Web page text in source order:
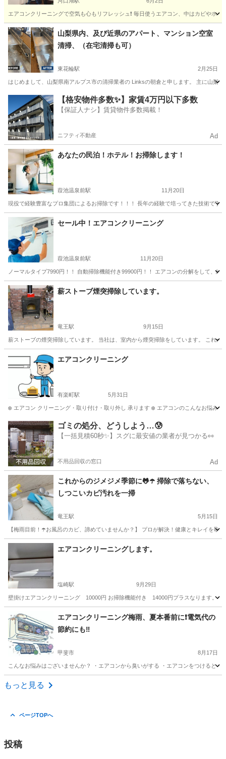
エアコンクリーニングで空気も心もリフレッシュ❗️ 毎日使うエアコン、中はカビ
山梨 南都留郡 河口湖駅 エアコン掃除 料金
山梨県内、及び近県のアパート、マンション空室
清掃、（在宅清掃も可）
東花輪駅 2月25日
はじめまして、山梨県南アルプス市の清掃業者の Linksの朝倉と申します。 主に山
南アルプス市 東花輪駅 風呂掃除 片付け
【格安物件多数✨】家賃4万円以下多数
【保証人ナシ】賃貸物件多数掲載！
ニフティ不動産 Ad
あなたの民泊！ホテル！お掃除します！
葭池温泉前駅 11月20日
現役で経験豊富なプロ集団によるお掃除です！！！ 長年の経験で培ってきた技術で
山梨 富士吉田市 葭池温泉前駅 ハウスクリーニング
セール中！エアコンクリーニング
葭池温泉前駅 11月20日
ノーマルタイプ7990円！！ 自動掃除機能付き99900円！！ エアコンの分解をして、
山梨 富士吉田市 葭池温泉前駅 エアコン掃除
薪ストーブ煙突掃除しています。
竜王駅 9月15日
薪ストーブの煙突掃除しています。 当社は、室内から煙突掃除をしています。 これ
山梨 甲斐市 その他
エアコンクリーニング
有楽町駅 5月31日
❄️ エアコン クリーニング・取り付け・取り外し 承ります ❄️ エアコンのこんなお悩み
山梨 甲府市 有楽町駅 エアコン掃除
ゴミの処分、どうしよう…😰
【一括見積60秒✨】スグに最安値の業者が見つかる👀
不用品回収の窓口 Ad
これからのジメジメ季節に🐸☂️ 掃除で落ちない、
しつこいカビ汚れを一掃
竜王駅 5月15日
【梅雨目前！☂️お風呂のカビ、諦めていませんか？】 プロが解決！健康とキレイを
山梨 甲斐市 風呂掃除 無料
エアコンクリーニングします。
塩崎駅 9月29日
壁掛けエアコンクリーニング 10000円 お掃除機能付き 14000円プラスなります。
山梨 エアコン掃除 天井
エアコンクリーニング梅雨、夏本番前に❗️電気代の
節約にも‼️
甲斐市 8月17日
こんなお悩みはございませんか？ ・エアコンから臭いがする ・エアコンをつけると
山梨 甲斐市
もっと見る
ページTOPへ
投稿